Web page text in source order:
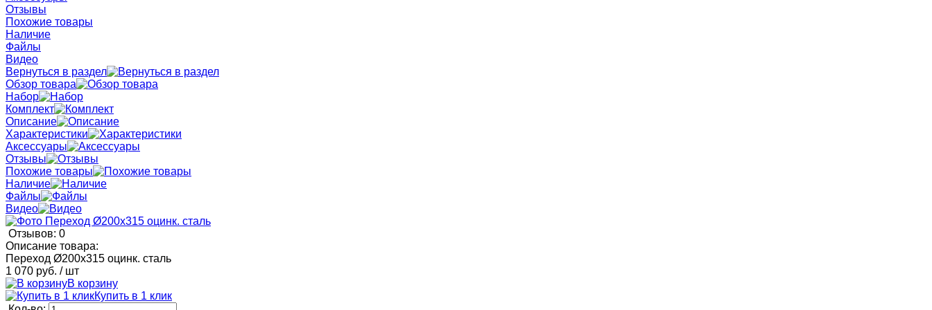
Отзывы
Похожие товары
Наличие
Файлы
Видео
Вернуться в раздел
Обзор товара
Набор
Комплект
Описание
Характеристики
Аксессуары
Отзывы
Похожие товары
Наличие
Файлы
Видео
Отзывов: 0
Описание товара:
Переход Ø200x315 оцинк. сталь
1 070 руб. / шт
В корзину
Купить в 1 клик